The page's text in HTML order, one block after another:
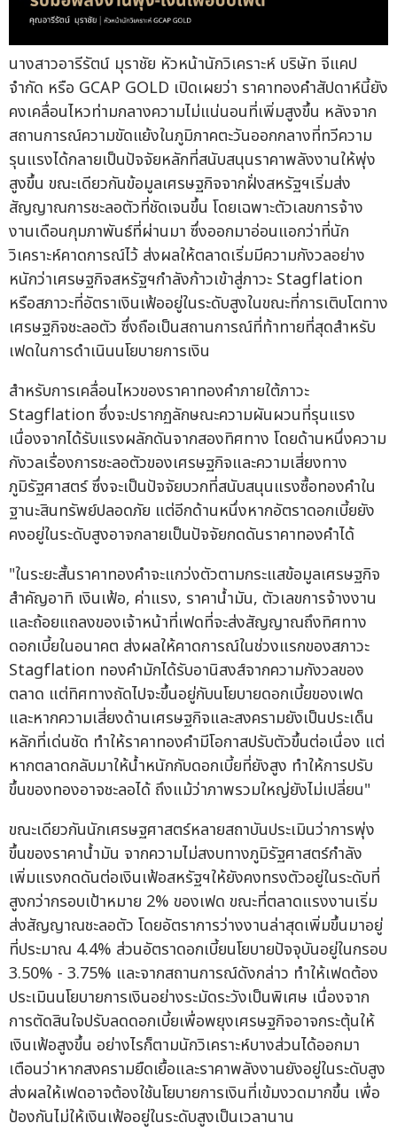
นางสาวอารีรัตน์ มุราชัย หัวหน้านักวิเคราะห์ บริษัท จีแคป
จำกัด หรือ GCAP GOLD เปิดเผยว่า ราคาทองคำสัปดาห์นี้ยัง
คงเคลื่อนไหวท่ามกลางความไม่แน่นอนที่เพิ่มสูงขึ้น หลังจาก
สถานการณ์ความขัดแย้งในภูมิภาคตะวันออกกลางที่ทวีความ
รุนแรงได้กลายเป็นปัจจัยหลักที่สนับสนุนราคาพลังงานให้พุ่ง
สูงขึ้น ขณะเดียวกันข้อมูลเศรษฐกิจจากฝั่งสหรัฐฯเริ่มส่ง
สัญญาณการชะลอตัวที่ชัดเจนขึ้น โดยเฉพาะตัวเลขการจ้าง
งานเดือนกุมภาพันธ์ที่ผ่านมา ซึ่งออกมาอ่อนแอกว่าที่นัก
วิเคราะห์คาดการณ์ไว้ ส่งผลให้ตลาดเริ่มมีความกังวลอย่าง
หนักว่าเศรษฐกิจสหรัฐฯกำลังก้าวเข้าสู่ภาวะ Stagflation
หรือสภาวะที่อัตราเงินเฟ้ออยู่ในระดับสูงในขณะที่การเติบโตทาง
เศรษฐกิจชะลอตัว ซึ่งถือเป็นสถานการณ์ที่ท้าทายที่สุดสำหรับ
เฟดในการดำเนินนโยบายการเงิน
สำหรับการเคลื่อนไหวของราคาทองคำภายใต้ภาวะ
Stagflation ซึ่งจะปรากฏลักษณะความผันผวนที่รุนแรง
เนื่องจากได้รับแรงผลักดันจากสองทิศทาง โดยด้านหนึ่งความ
กังวลเรื่องการชะลอตัวของเศรษฐกิจและความเสี่ยงทาง
ภูมิรัฐศาสตร์ ซึ่งจะเป็นปัจจัยบวกที่สนับสนุนแรงซื้อทองคำใน
ฐานะสินทรัพย์ปลอดภัย แต่อีกด้านหนึ่งหากอัตราดอกเบี้ยยัง
คงอยู่ในระดับสูงอาจกลายเป็นปัจจัยกดดันราคาทองคำได้
"ในระยะสั้นราคาทองคำจะแกว่งตัวตามกระแสข้อมูลเศรษฐกิจ
สำคัญอาทิ เงินเฟ้อ, ค่าแรง, ราคาน้ำมัน, ตัวเลขการจ้างงาน
และถ้อยแถลงของเจ้าหน้าที่เฟดที่จะส่งสัญญาณถึงทิศทาง
ดอกเบี้ยในอนาคต ส่งผลให้คาดการณ์ในช่วงแรกของสภาวะ
Stagflation ทองคำมักได้รับอานิสงส์จากความกังวลของ
ตลาด แต่ทิศทางถัดไปจะขึ้นอยู่กับนโยบายดอกเบี้ยของเฟด
และหากความเสี่ยงด้านเศรษฐกิจและสงครามยังเป็นประเด็น
หลักที่เด่นชัด ทำให้ราคาทองคำมีโอกาสปรับตัวขึ้นต่อเนื่อง แต่
หากตลาดกลับมาให้น้ำหนักกับดอกเบี้ยที่ยังสูง ทำให้การปรับ
ขึ้นของทองอาจชะลอได้ ถึงแม้ว่าภาพรวมใหญ่ยังไม่เปลี่ยน"
ขณะเดียวกันนักเศรษฐศาสตร์หลายสถาบันประเมินว่าการพุ่ง
ขึ้นของราคาน้ำมัน จากความไม่สงบทางภูมิรัฐศาสตร์กำลัง
เพิ่มแรงกดดันต่อเงินเฟ้อสหรัฐฯให้ยังคงทรงตัวอยู่ในระดับที่
สูงกว่ากรอบเป้าหมาย 2% ของเฟด ขณะที่ตลาดแรงงานเริ่ม
ส่งสัญญาณชะลอตัว โดยอัตราการว่างงานล่าสุดเพิ่มขึ้นมาอยู่
ที่ประมาณ 4.4% ส่วนอัตราดอกเบี้ยนโยบายปัจจุบันอยู่ในกรอบ
3.50% - 3.75% และจากสถานการณ์ดังกล่าว ทำให้เฟดต้อง
ประเมินนโยบายการเงินอย่างระมัดระวังเป็นพิเศษ เนื่องจาก
การตัดสินใจปรับลดดอกเบี้ยเพื่อพยุงเศรษฐกิจอาจกระตุ้นให้
เงินเฟ้อสูงขึ้น อย่างไรก็ตามนักวิเคราะห์บางส่วนได้ออกมา
เตือนว่าหากสงครามยืดเยื้อและราคาพลังงานยังอยู่ในระดับสูง
ส่งผลให้เฟดอาจต้องใช้นโยบายการเงินที่เข้มงวดมากขึ้น เพื่อ
ป้องกันไม่ให้เงินเฟ้ออยู่ในระดับสูงเป็นเวลานาน